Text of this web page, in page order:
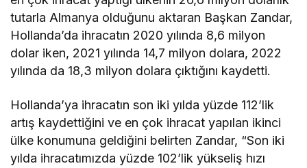
tutarla Almanya olduğunu aktaran Başkan Zandar,
Hollanda’da ihracatın 2020 yılında 8,6 milyon
dolar iken, 2021 yılında 14,7 milyon dolara, 2022
yılında da 18,3 milyon dolara çıktığını kaydetti.
Hollanda’ya ihracatın son iki yılda yüzde 112’lik
artış kaydettiğini ve en çok ihracat yapılan ikinci
ülke konumuna geldiğini belirten Zandar, “Son iki
yılda ihracatımızda yüzde 102’lik yükseliş hızı